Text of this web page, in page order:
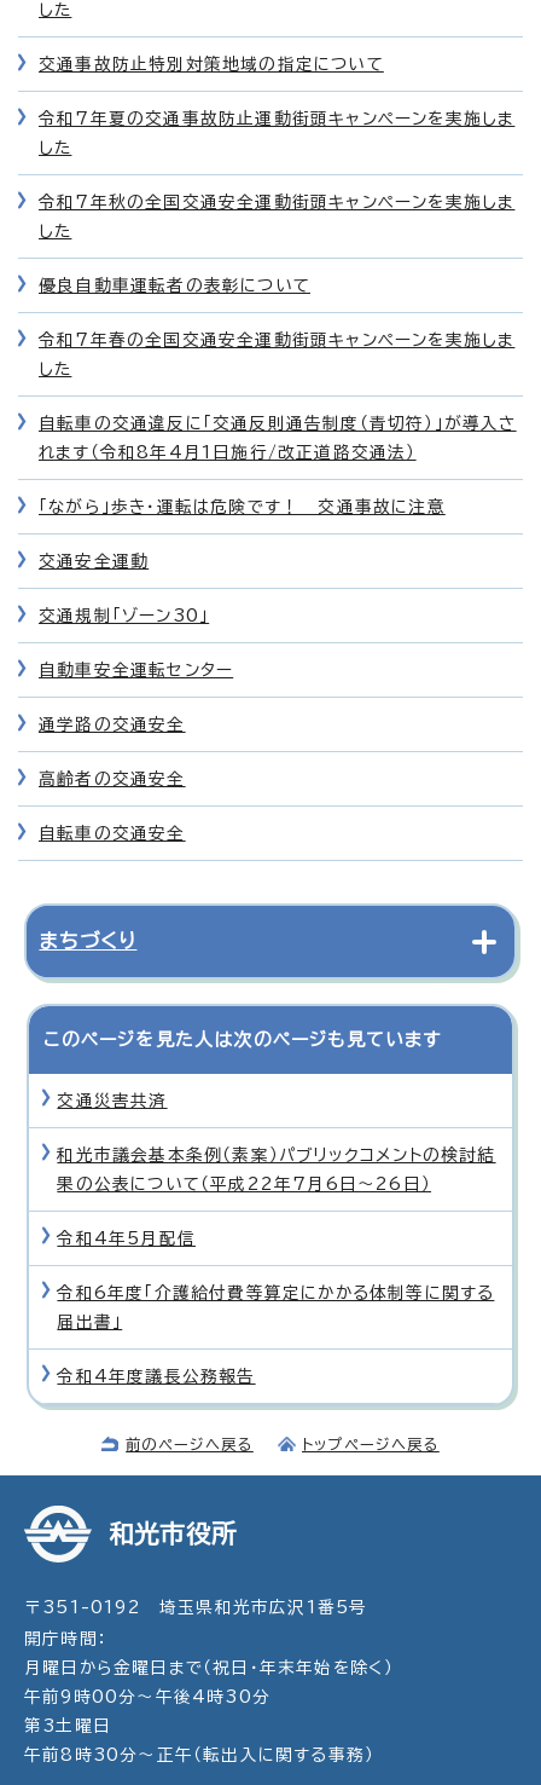
した
交通事故防止特別対策地域の指定について
令和7年夏の交通事故防止運動街頭キャンペーンを実施しま
した
令和7年秋の全国交通安全運動街頭キャンペーンを実施しま
した
優良自動車運転者の表彰について
令和7年春の全国交通安全運動街頭キャンペーンを実施しま
した
自転車の交通違反に「交通反則通告制度（青切符）」が導入さ
れます（令和8年4月1日施行/改正道路交通法）
「ながら」歩き・運転は危険です！ 交通事故に注意
交通安全運動
交通規制「ゾーン30」
自動車安全運転センター
通学路の交通安全
高齢者の交通安全
自転車の交通安全
まちづくり
このページを見た人は次のページも見ています
交通災害共済
和光市議会基本条例（素案）パブリックコメントの検討結
果の公表について（平成22年7月6日〜26日）
令和4年5月配信
令和6年度「介護給付費等算定にかかる体制等に関する
届出書」
令和4年度議長公務報告
前のページへ戻る トップページへ戻る
和光市役所
〒351-0192 埼玉県和光市広沢1番5号
開庁時間：
月曜日から金曜日まで（祝日・年末年始を除く）
午前9時00分～午後4時30分
第3土曜日
午前8時30分～正午（転出入に関する事務）